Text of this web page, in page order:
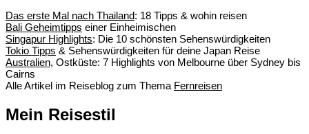
Das erste Mal nach Thailand: 18 Tipps & wohin reisen
Bali Geheimtipps einer Einheimischen
Singapur Highlights: Die 10 schönsten Sehenswürdigkeiten
Tokio Tipps & Sehenswürdigkeiten für deine Japan Reise
Australien, Ostküste: 7 Highlights von Melbourne über Sydney bis
Cairns
Alle Artikel im Reiseblog zum Thema Fernreisen
Mein Reisestil